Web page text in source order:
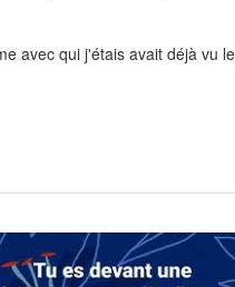
avec qui j'étais avait déjà vu